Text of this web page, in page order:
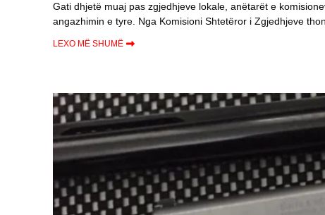
Gati dhjetë muaj pas zgjedhjeve lokale, anëtarët e
angazhimin e tyre. Nga Komisioni Shtetëror i Zgjedhjeve
LEXO MË SHUMË